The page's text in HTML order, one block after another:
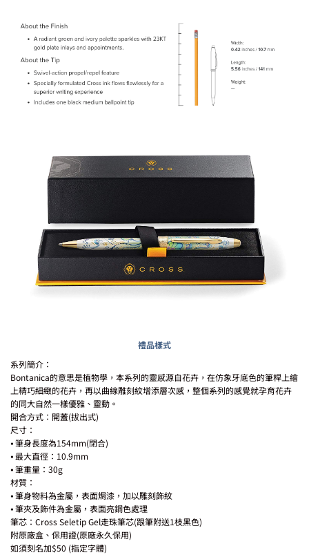
禮品樣式
系列簡介：
Bontanica的意思是植物學，本系列的靈感源自花卉， 在仿象牙底色的筆桿上繪
上精巧細緻的花卉， 再以曲線雕刻紋增添層次感， 整個系列的感覺就孕育花卉
的同大自然一樣優雅、靈動。
開合方式：開蓋(拔出式)
尺寸：
⦁ 筆身長度為154mm(閉合)
⦁ 最大直徑：10.9mm
⦁ 筆重量：30g
材質：
⦁ 筆身物料為金屬，表面焗漆，加以雕刻飾紋
⦁ 筆夾及飾件為金屬，表面亮鋼色處理
筆芯：Cross Seletip Gel走珠筆芯(跟筆附送1枝黑色)
附原廠盒、保用證(原廠永久保用)
如須刻名加$50 (指定字體)